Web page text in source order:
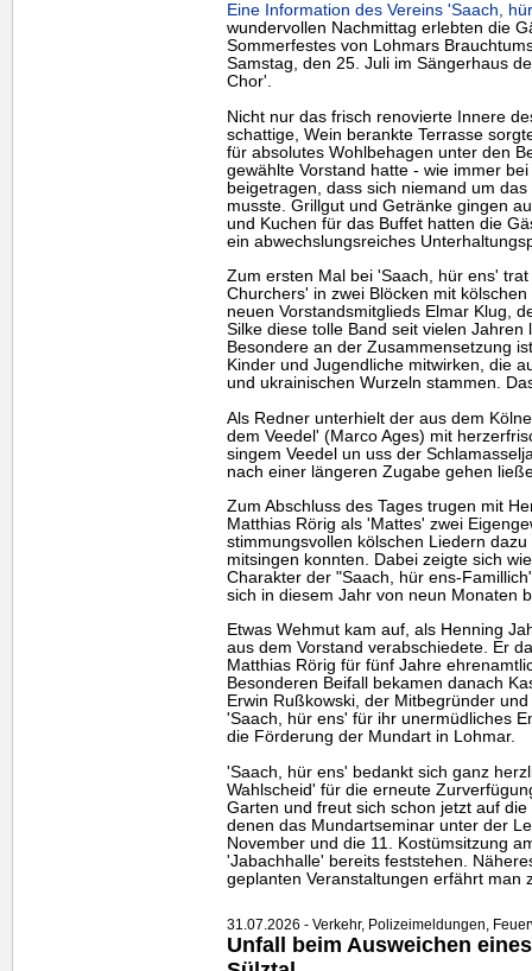
Eine Information des Vereins 'Saach,
wundervollen Nachmittag erlebten die
Sommerfestes von Lohmars
Samstag, den 25. Juli im Sängerhaus
Chor'.
Nicht nur das frisch renovierte Innere
schattige, Wein berankte Terrasse
für absolutes Wohlbehagen unter den
gewählte Vorstand hatte - wie immer
beigetragen, dass sich niemand um
musste. Grillgut und Getränke gingen
und Kuchen für das Buffet hatten die
ein abwechslungsreiches
Zum ersten Mal bei 'Saach, hür ens'
Churchers' in zwei Blöcken mit
neuen Vorstandsmitglieds Elmar Klug,
Silke diese tolle Band seit vielen Jahren
Besondere an der Zusammensetzung
Kinder und Jugendliche mitwirken, die
und ukrainischen Wurzeln stammen.
Als Redner unterhielt der aus dem
dem Veedel' (Marco Ages) mit
singem Veedel un uss der
nach einer längeren Zugabe gehen
Zum Abschluss des Tages trugen mit
Matthias Rörig als 'Mattes' zwei
stimmungsvollen kölschen Liedern
mitsingen konnten. Dabei zeigte sich
Charakter der "Saach, hür ens-
sich in diesem Jahr von neun Monaten
Etwas Wehmut kam auf, als Henning
aus dem Vorstand verabschiedete. Er
Matthias Rörig für fünf Jahre
Besonderen Beifall bekamen danach
Erwin Rußkowski, der Mitbegründer
'Saach, hür ens' für ihr unermüdliches
die Förderung der Mundart in Lohmar.
'Saach, hür ens' bedankt sich ganz
Wahlscheid' für die erneute
Garten und freut sich schon jetzt auf
denen das Mundartseminar unter der
November und die 11. Kostümsitzung
'Jabachhalle' bereits feststehen.
geplanten Veranstaltungen erfährt man
31.07.2026 - Verkehr, Polizeimeldungen,
Unfall beim Ausweichen